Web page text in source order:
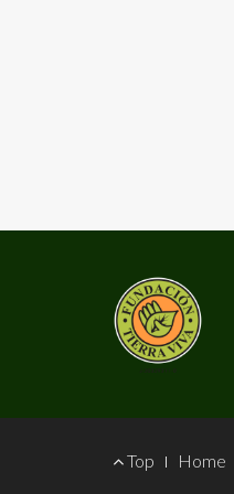
Footer
Top Home